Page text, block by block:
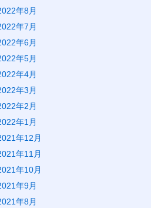
年8月
年7月
年6月
年5月
年4月
年3月
年2月
年1月
年12月
年11月
年10月
年9月
年8月